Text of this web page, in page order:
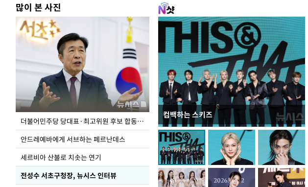
많이 본 사진
더불어민주당 당대표·최고위원 후보 합동연설회
안드레예바에게 서브하는 페르난데스
세르비아 산불로 치솟는 연기
전성수 서초구청장, 뉴시스 인터뷰
컴백하는 스키즈
이 대통령, 국가폭력 피해자에 위로·사과…"국가
가 책임지고 치유"